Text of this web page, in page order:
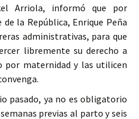
Arriola, informó que por
la República, Enrique Peña
administrativas, para que
libremente su derecho a
por maternidad y las utilicen
pasado, ya no es obligatorio
previas al parto y seis